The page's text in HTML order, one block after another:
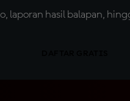
laporan hasil balapan,